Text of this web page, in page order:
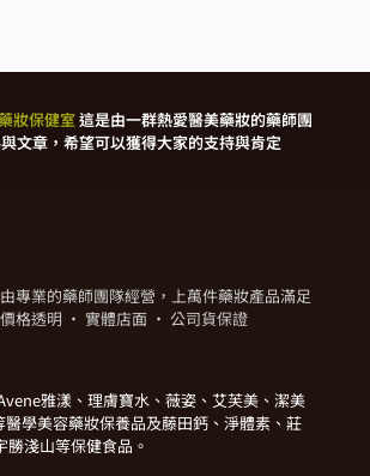
妝保健室這是由一群熱愛醫美藥妝的藥師團
文章，希望可以獲得大家的支持與肯定
專業的藥師團隊經營，上萬件藥妝產品滿足
格透明 · 實體店面 · 公司貨保證
雅漾、理膚寶水、薇姿、艾芙美、潔美
醫學美容藥妝保養品及藤田鈣、淨體素、莊
勝淺山等保健食品。